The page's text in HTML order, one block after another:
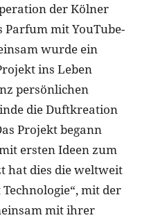
der Kölner
mit YouTube-
wurde ein
ins Leben
persönlichen
die Duftkreation
Projekt begann
ersten Ideen zum
hat dies die weltweit
mit der
mit ihrer